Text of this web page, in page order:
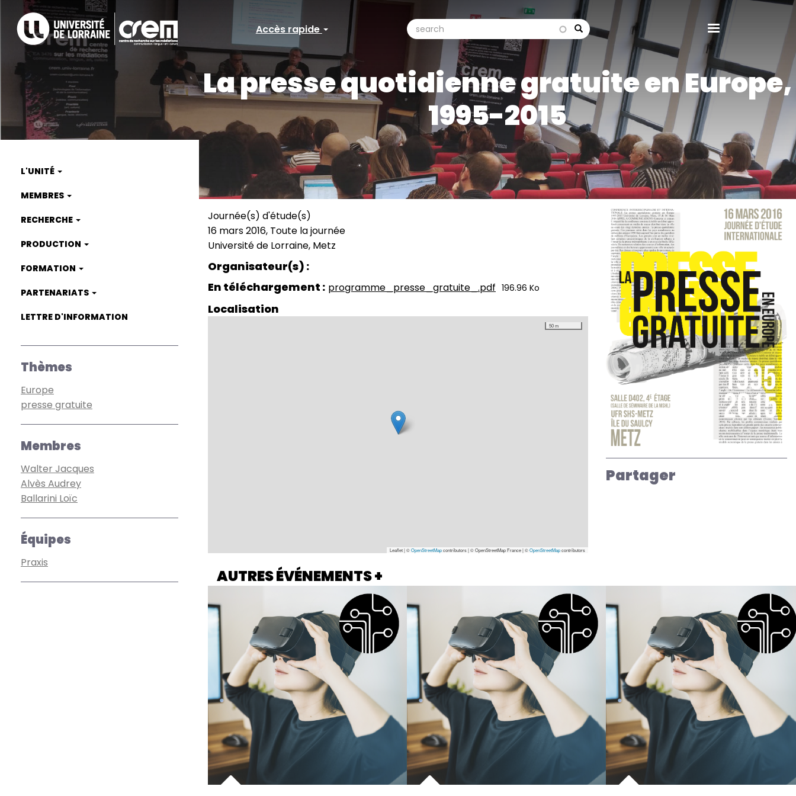
contenu
principal
Accès
rapide
Accès rapide
Search
search search
La presse quotidienne gratuite en Europe,
1995-2015
L'UNITÉ
MEMBRES
RECHERCHE
PRODUCTION
FORMATION
PARTENARIATS
LETTRE D'INFORMATION
Thèmes
Europe
presse gratuite
Membres
Walter Jacques
Alvès Audrey
Ballarini Loïc
Équipes
Praxis
Type
de
manifestation
Journée(s) d'étude(s)
Date
(smart)
16 mars 2016, Toute la journée
Lieu
Université de Lorraine, Metz
Organisateur(s)
En téléchargement
programme_presse_gratuite_.pdf 196.96 Ko
Localisation
50 m
Leaflet | ©OpenStreetMapcontributors|© OpenStreetMap France | ©OpenStreetMapcontributors
Partager
AUTRES ÉVÉNEMENTS +